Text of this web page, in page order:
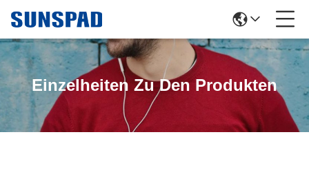
Einzelheiten Zu Den Produkten